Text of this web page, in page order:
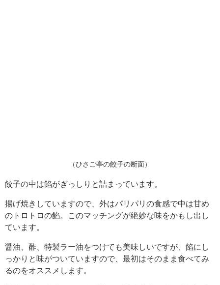
（ひさご亭の餃子の断面）
餃子の中は餡がぎっしりと詰まっています。
揚げ焼きしていますので、外はパリパリの食感で中は甘め
のトロトロの餡。このマッチングが絶妙な味をかもし出し
ています。
醤油、酢、特製ラー油をつけても美味しいですが、餡にし
っかりと味がついていますので、最初はそのまま食べてみ
るのをオススメします。